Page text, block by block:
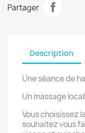
Partager
Description
Une séance de
Un massage
Vous choisissez
souhaitez vous